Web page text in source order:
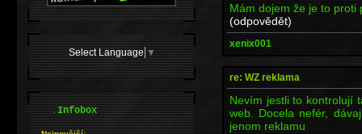
Mám dojem že je to proti
(odpovědět)
xenix001
re: WZ reklama
Nevím jestli to kontrolují
web. Docela nefér,
jenom reklamu
Select Language ▼
.Infobox